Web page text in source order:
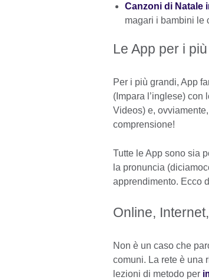
Canzoni di Natale
magari i bambini le
Le App per i
Per i più grandi, App
(Impara l’inglese)
Videos) e,
comprensione!
Tutte le App sono sia
la pronuncia
apprendimento. Ecco
Online,
Non è un caso che
comuni. La rete è una
lezioni di metodo per